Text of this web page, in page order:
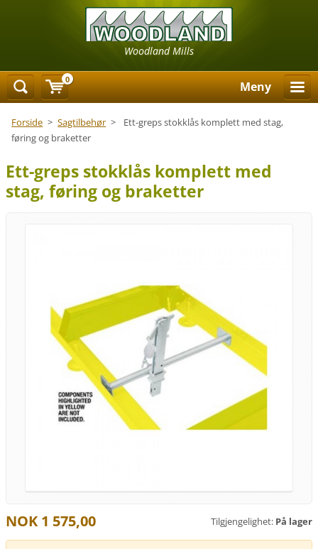
Woodland Mills
Meny
Forside > Sagtilbehør >
Ett-greps stokklås komplett med stag,
føring og braketter
Ett-greps stokklås komplett med
stag, føring og braketter
Tilgjengelighet: På lager
NOK 1 575,00
0